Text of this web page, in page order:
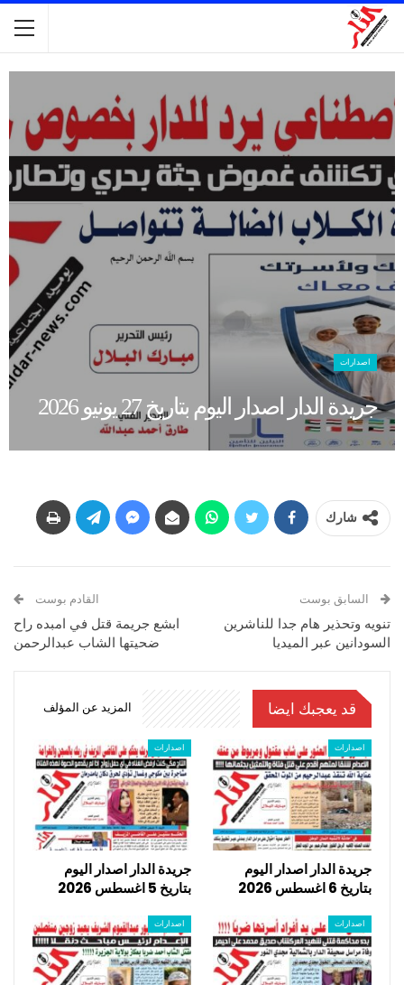
اصدارات
جريدة الدار اصدار اليوم بتاريخ 27 يونيو 2026
شارك
السابق بوست
تنويه وتحذير هام جدا للناشرين
السودانين عبر الميديا
القادم بوست
ابشع جريمة قتل في امبده راح
ضحيتها الشاب عبدالرحمن
قد يعجبك ايضا المزيد عن المؤلف
اصدارات
جريدة الدار اصدار اليوم
بتاريخ 6 اغسطس 2026
اصدارات
جريدة الدار اصدار اليوم
بتاريخ 5 اغسطس 2026
اصدارات اصدارات